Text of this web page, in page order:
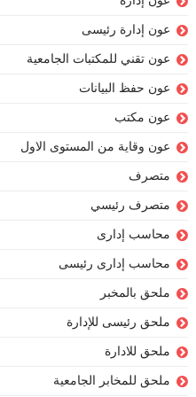
عون إدارة رئيسى
عون تقني للمكتبات الجامعية
عون حفظ البيانات
عون مكتب
عون وقاية من المستوى الاول
متصرف
متصرف رئيسي
محاسب إدارى
محاسب إدارى رئيسى
ملحق بالمخبر
ملحق رئيسى للإدارة
ملحق للادارة
ملحق للمخابر الجامعية